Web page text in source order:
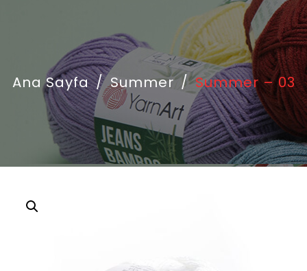
Ana Sayfa / Summer / Summer – 03